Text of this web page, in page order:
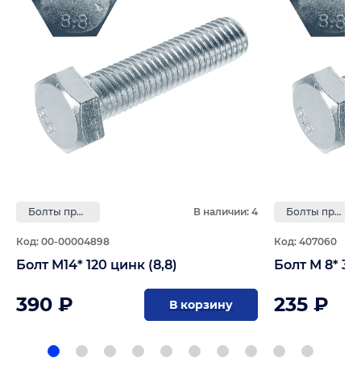
Болты прочность 8,8 В наличии: 4
Код: 00-00004898
Болт М14* 120 цинк (8,8)
390 ₽ В корзину
Болты прочность 8,8
Код: 407060
Болт М 8* 35
235 ₽